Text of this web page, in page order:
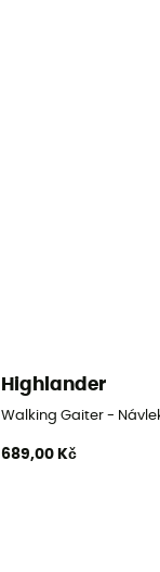
Highlander
Walking Gaiter -
689,00 Kč